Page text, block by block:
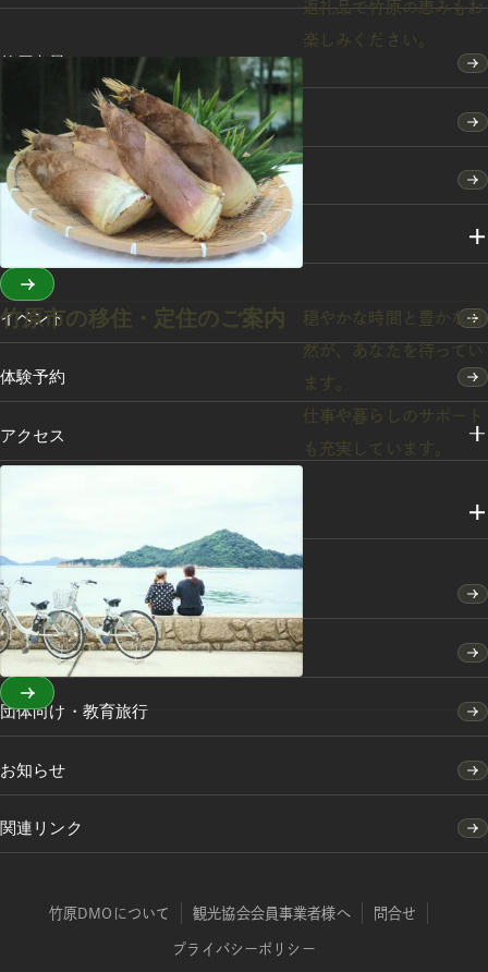
返礼品で竹原の恵みもお
楽しみください。
竹原市の移住・定住のご案内
穏やかな時間と豊かな自
然が、あなたを待ってい
ます。
仕事や暮らしのサポート
も充実しています。
モデルコース
特集
スポット・体験
イベント
体験予約
アクセス
竹原市のふるさと納税
竹原市の移住・定住のご案内
団体向け・教育旅行
お知らせ
関連リンク
竹原DMOについて 観光協会会員事業者様へ 問合せ
プライバシーポリシー